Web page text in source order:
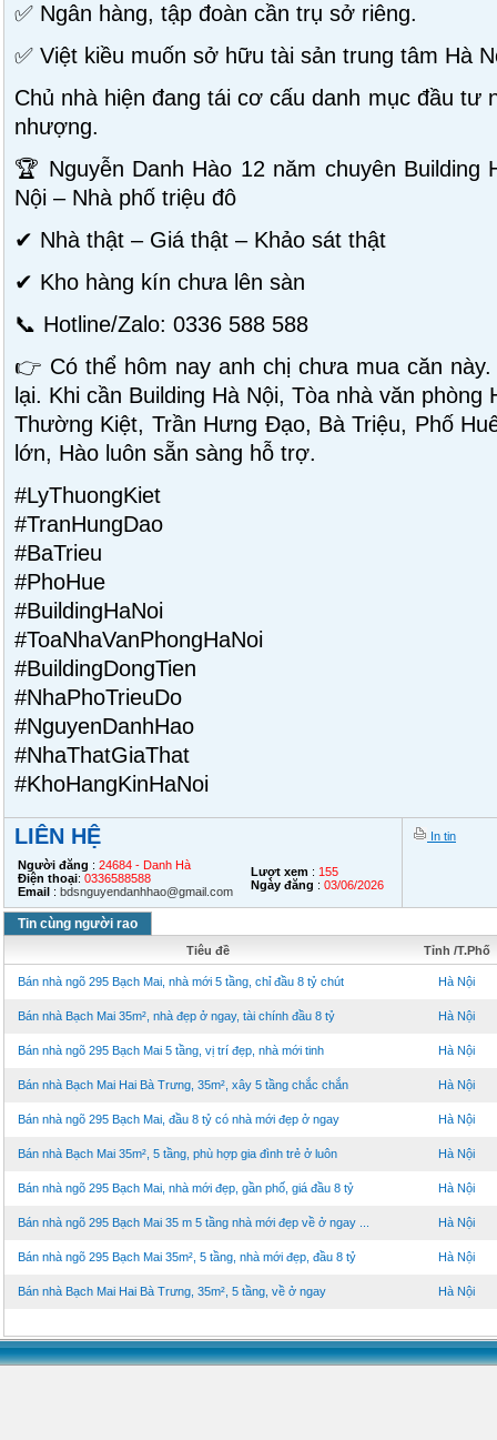
✅ Ngân hàng, tập đoàn cần trụ sở riêng.
✅ Việt kiều muốn sở hữu tài sản trung tâm Hà
Chủ nhà hiện đang tái cơ cấu danh mục đầu tư
nhượng.
🏆 Nguyễn Danh Hào 12 năm chuyên Building
Nội – Nhà phố triệu đô
✔ Nhà thật – Giá thật – Khảo sát thật
✔ Kho hàng kín chưa lên sàn
📞 Hotline/Zalo: 0336 588 588
👉 Có thể hôm nay anh chị chưa mua căn
lại. Khi cần Building Hà Nội, Tòa nhà văn phòng
Thường Kiệt, Trần Hưng Đạo, Bà Triệu, Phố
lớn, Hào luôn sẵn sàng hỗ trợ.
#LyThuongKiet
#TranHungDao
#BaTrieu
#PhoHue
#BuildingHaNoi
#ToaNhaVanPhongHaNoi
#BuildingDongTien
#NhaPhoTrieuDo
#NguyenDanhHao
#NhaThatGiaThat
#KhoHangKinHaNoi
LIÊN HỆ
Người đăng : 24684 - Danh Hà
Điện thoại: 0336588588
Email : bdsnguyendanhhao@gmail.com
Lượt xem : 155
Ngày đăng : 03/06/2026
In tin
Tin cùng người rao
Tiêu đề Tỉnh /T.Phố
Bán nhà ngõ 295 Bạch Mai, nhà mới 5 tầng, chỉ đầu 8 tỷ chút Hà Nội
Bán nhà Bạch Mai 35m², nhà đẹp ở ngay, tài chính đầu 8 tỷ Hà Nội
Bán nhà ngõ 295 Bạch Mai 5 tầng, vị trí đẹp, nhà mới tinh Hà Nội
Bán nhà Bạch Mai Hai Bà Trưng, 35m², xây 5 tầng chắc chắn Hà Nội
Bán nhà ngõ 295 Bạch Mai, đầu 8 tỷ có nhà mới đẹp ở ngay Hà Nội
Bán nhà Bạch Mai 35m², 5 tầng, phù hợp gia đình trẻ ở luôn Hà Nội
Bán nhà ngõ 295 Bạch Mai, nhà mới đẹp, gần phố, giá đầu 8 tỷ Hà Nội
Bán nhà ngõ 295 Bạch Mai 35 m 5 tầng nhà mới đẹp về ở ngay ... Hà Nội
Bán nhà ngõ 295 Bạch Mai 35m², 5 tầng, nhà mới đẹp, đầu 8 tỷ Hà Nội
Bán nhà Bạch Mai Hai Bà Trưng, 35m², 5 tầng, về ở ngay Hà Nội